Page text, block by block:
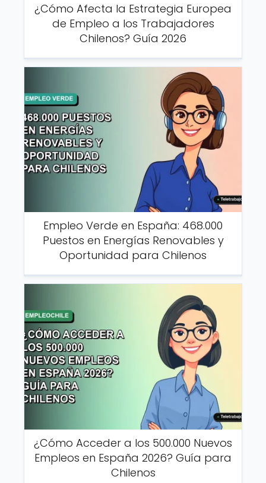
¿Cómo Afecta la Estrategia Europea
de Empleo a los Trabajadores
Chilenos? Guía 2026
Empleo Verde en España: 468.000
Puestos en Energías Renovables y
Oportunidad para Chilenos
¿Cómo Acceder a los 500.000 Nuevos
Empleos en España 2026? Guía para
Chilenos